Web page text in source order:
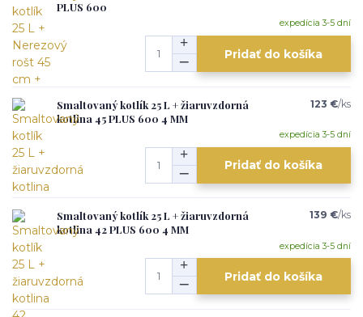
PLUS 600
expedícia 3-5 dní
Pridať do košíka
Smaltovaný kotlík 25 L + žiaruvzdorná
kotlina 45 PLUS 600 4 MM
123 €/ks
expedícia 3-5 dní
Pridať do košíka
Smaltovaný kotlík 25 L + žiaruvzdorná
kotlina 42 PLUS 600 4 MM
139 €/ks
expedícia 3-5 dní
Pridať do košíka